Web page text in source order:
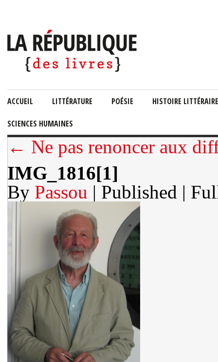
ACCUEIL LITTÉRATURE POÉSIE HISTOIRE LITTÉRAIRE
SCIENCES HUMAINES
← Ne pas renoncer aux
IMG_1816[1]
By Passou | Published |